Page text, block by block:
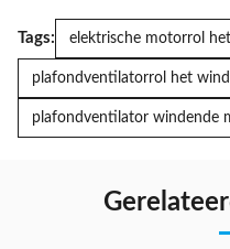
Tags: elektrische motorrol
plafondventilatorrol het
plafondventilator windende